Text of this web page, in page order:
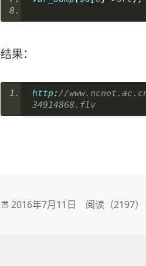
结果：
http: //
34914868.flv
发
2016年7月11日 阅读（2197）